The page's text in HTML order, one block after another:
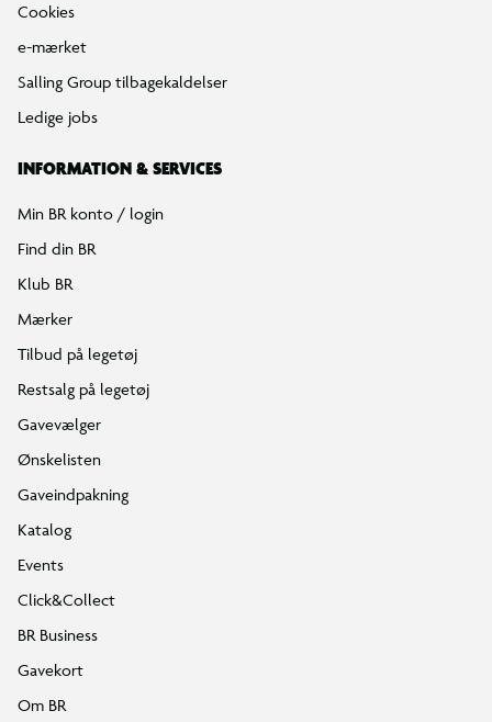
Cookies
e-mærket
Salling Group tilbagekaldelser
Ledige jobs
INFORMATION & SERVICES
Min BR konto / login
Find din BR
Klub BR
Mærker
Tilbud på legetøj
Restsalg på legetøj
Gavevælger
Ønskelisten
Gaveindpakning
Katalog
Events
Click&Collect
BR Business
Gavekort
Om BR